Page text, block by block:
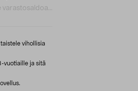
varastosaldoa...
vihollisia
vuotiaille ja sitä